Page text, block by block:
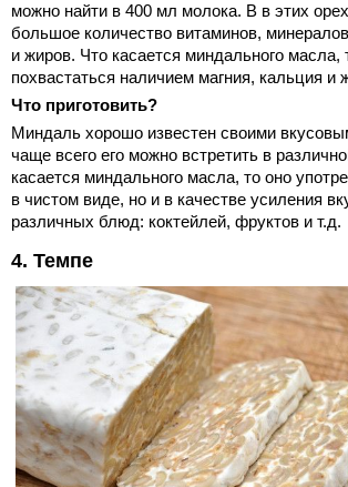
можно найти в 400 мл молока. В в этих
большое количество витаминов,
и жиров. Что касается миндального масла,
похвастаться наличием магния, кальция и
Что приготовить?
Миндаль хорошо известен своими
чаще всего его можно встретить в
касается миндального масла, то оно
в чистом виде, но и в качестве усиления
различных блюд: коктейлей, фруктов и т.д.
4. Темпе